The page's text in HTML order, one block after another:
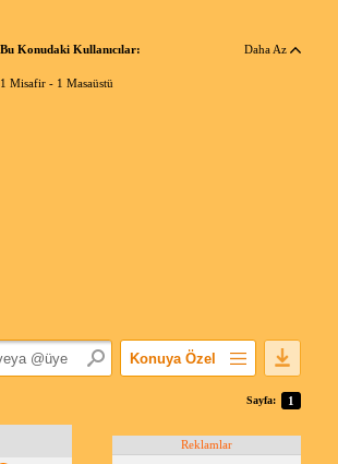
Bu Konudaki Kullanıcılar: Daha Az
1 Misafir - 1 Masaüstü
Konuya Özel
Popüler Mesajlar
Sayfa: 1
Reklamlar